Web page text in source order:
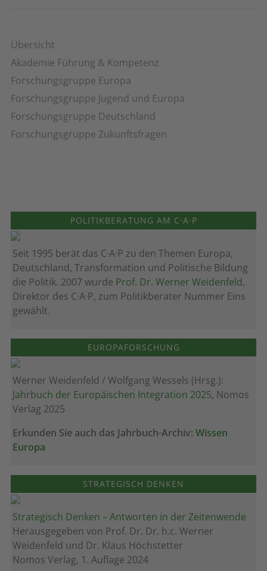
Übersicht
Akademie Führung & Kompetenz
Forschungsgruppe Europa
Forschungsgruppe Jugend und Europa
Forschungsgruppe Deutschland
Forschungsgruppe Zukunftsfragen
POLITIKBERATUNG AM C·A·P
Seit 1995 berät das C·A·P zu den Themen Europa,
Deutschland, Transformation und Politische Bildung
die Politik. 2007 wurde Prof. Dr. Werner Weidenfeld,
Direktor des C·A·P, zum Politik­berater Nummer Eins
gewählt.
EUROPAFORSCHUNG
Werner Weidenfeld / Wolfgang Wessels (Hrsg.):
Jahrbuch der Europäischen Integration 2025, Nomos
Verlag 2025
Erkunden Sie auch das Jahrbuch-Archiv: Wissen
Europa
STRATEGISCH DENKEN
Strategisch Denken – Antworten in der Zeitenwende
Herausgegeben von Prof. Dr. Dr. h.c. Werner
Weidenfeld und Dr. Klaus Höchstetter
Nomos Verlag, 1. Auflage 2024